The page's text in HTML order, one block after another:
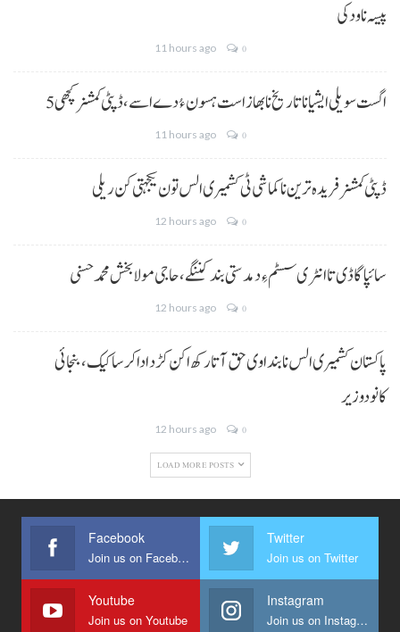
پیسہ نا ودکی
11 hours ago 0
5 اگست سویلی ایشیا نا تاریخ نا بھاز است ہسون ءُ دے اسے،ڈپٹی کمشنر کچھی
11 hours ago 0
ڈپٹی کمشنر فریدہ ترین نا کماشی ٹی کشمیری الس تون یکجہتی کن ریلی
12 hours ago 0
سائپا گاڈی تا انٹری سسٹم ءِ دمدستی بند کننگے، حاجی مولا بخش محمد حسنی
12 hours ago 0
پاکستان کشمیری الس نا بنداوی حق آتا رکھ اکن کڑد ادا کرسا کیک ،بنجائی
کانودوزیر
12 hours ago 0
LOAD MORE POSTS
Facebook
Join us on Facebook
Twitter
Join us on Twitter
Youtube
Join us on Youtube
Instagram
Join us on Instagram